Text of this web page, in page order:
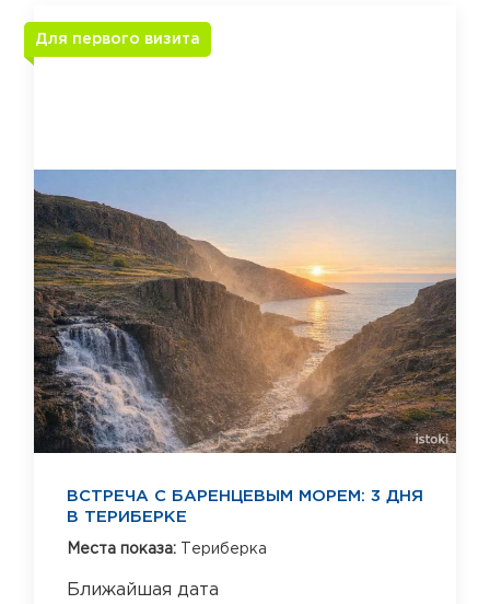
Для первого визита
ВСТРЕЧА С БАРЕНЦЕВЫМ МОРЕМ: 3 ДНЯ
В ТЕРИБЕРКЕ
Места показа: Териберка
Ближайшая дата